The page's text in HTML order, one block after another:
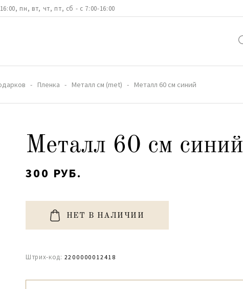
пн, вт, чт, пт, сб - с 7:00-16:00
Пленка Металл см (met) Металл 60 см синий
Металл 60 см синий
300 РУБ.
НЕТ В НАЛИЧИИ
Штрих-код: 2200000012418